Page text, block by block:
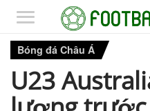
Bóng đá Châu Á
U23